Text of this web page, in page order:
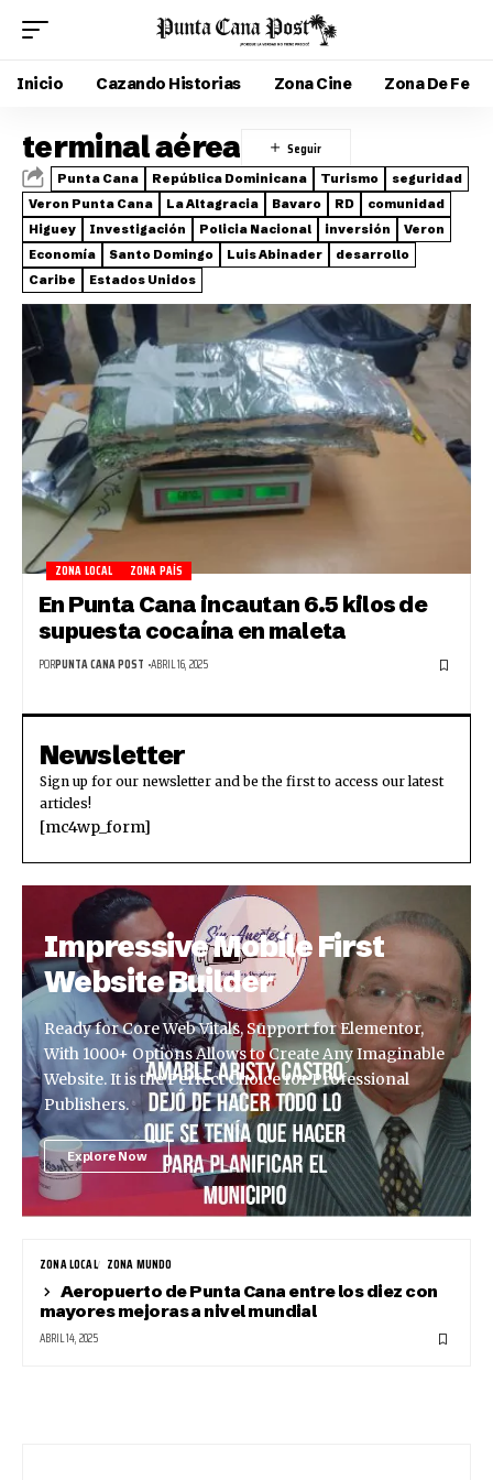
Inicio Cazando Historias Zona Cine Zona De Fe
terminal aérea
Punta Cana República Dominicana Turismo
seguridad
Veron Punta Cana
La Altagracia Bavaro RD
comunidad
Higuey
Investigación Policia Nacional inversión
Veron
Economía
Santo Domingo Luis Abinader
desarrollo
Caribe
Estados Unidos
ZONA LOCAL ZONA PAÍS
En Punta Cana incautan 6.5 kilos de
supuesta cocaína en maleta
PORPUNTA CANA POST ABRIL 16, 2025
Newsletter
Sign up for our newsletter and be the first to access our latest
articles!
[mc4wp_form]
Impressive Mobile First
Website Builder
Ready for Core Web Vitals, Support for Elementor,
With 1000+ Options Allows to Create Any Imaginable
Website. It is the Perfect Choice for Professional
Publishers.
Explore Now
ZONA LOCAL ZONA MUNDO
Aeropuerto de Punta Cana entre los diez con
mayores mejoras a nivel mundial
ABRIL 14, 2025